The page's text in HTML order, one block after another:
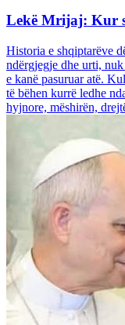
Lekë Mrijaj: Kur
Historia e shqiptarëve
ndërgjegje dhe urti,
e kanë pasuruar atë.
të bëhen kurrë ledhe
hyjnore, mëshirën,